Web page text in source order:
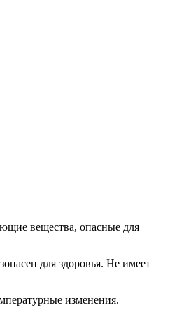
вещества, опасные для
для здоровья. Не имеет
изменения.